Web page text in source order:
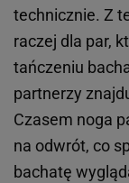
technicznie. Z
raczej dla par,
tańczeniu
partnerzy
Czasem noga
na odwrót, co
bachatę